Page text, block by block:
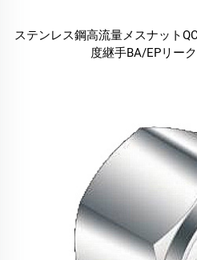
ステンレス鋼高流量メスナット
度継手BA/EPリー